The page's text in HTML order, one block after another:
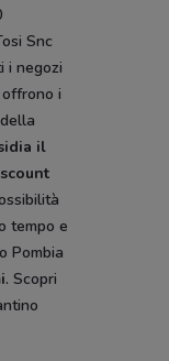
Snc
i negozi
i
il
tempo e
Pombia
. Scopri